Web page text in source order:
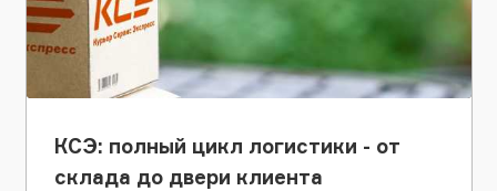
КСЭ: полный цикл логистики - от
склада до двери клиента